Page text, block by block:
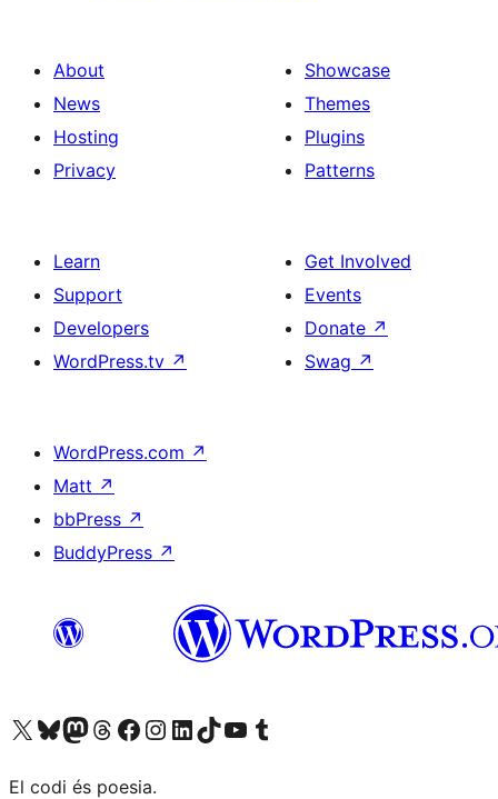
About
News
Hosting
Privacy
Showcase
Themes
Plugins
Patterns
Learn
Support
Developers
WordPress.tv ↗
Get Involved
Events
Donate ↗
Swag ↗
WordPress.com ↗
Matt ↗
bbPress ↗
BuddyPress ↗
Visit our X (formerly Twitter) account
Visit our Bluesky account
Visit our Mastodon account
Visit our Threads account
Visit our Facebook page
Visit our Instagram account
Visit our LinkedIn account
Visit our TikTok account
Visit our YouTube channel
Visit our Tumblr account
El codi és poesia.